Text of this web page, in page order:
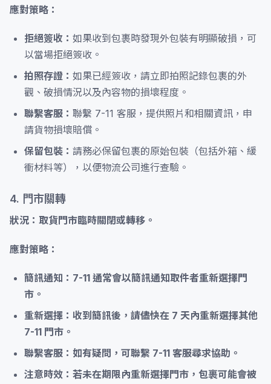
應對策略：
拒絕簽收： 如果收到包裹時發現外包裝有明顯破損，可
以當場拒絕簽收。
拍照存證： 如果已經簽收，請立即拍照記錄包裹的外
觀、破損情況以及內容物的損壞程度。
聯繫客服： 聯繫 7-11 客服，提供照片和相關資訊，申
請貨物損壞賠償。
保留包裝： 請務必保留包裹的原始包裝（包括外箱、緩
衝材料等），以便物流公司進行查驗。
4. 門市關轉
狀況： 取貨門市臨時關閉或轉移。
應對策略：
簡訊通知： 7-11 通常會以簡訊通知取件者重新選擇門
市。
重新選擇： 收到簡訊後，請儘快在 7 天內重新選擇其他
7-11 門市。
聯繫客服： 如有疑問，可聯繫 7-11 客服尋求協助。
注意時效： 若未在期限內重新選擇門市，包裹可能會被